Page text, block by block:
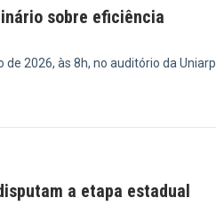
sobre eficiência
2026, às 8h, no auditório da Uniarp
a etapa estadual